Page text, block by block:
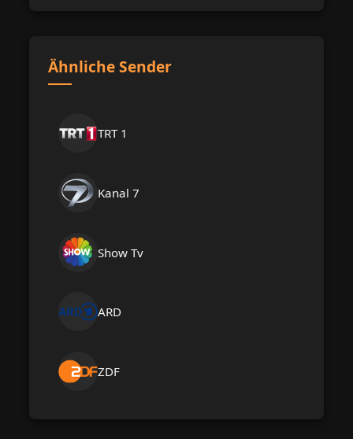
Ähnliche Sender
TRT 1
Kanal 7
Show Tv
ARD
ZDF